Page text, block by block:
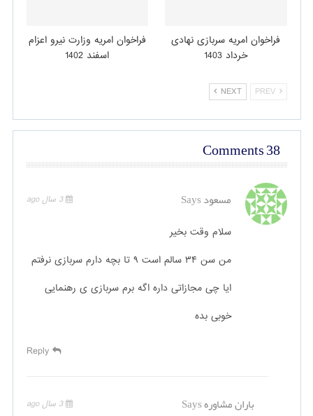
فراخوان امریه سربازی نهادی
خرداد 1403
فراخوان امریه وزارت نیرو اعزام
اسفند 1402
PREV
NEXT
38 Comments
مسعودSays 3 سال ago
سلام وقت بخیر
من سن ۳۴ سالم است ۹ تا بچه دارم سربازی نرفتم
ایا چی مجازاتی داره اگه برم سربازی ی رهنمایی
خوبی بده
Reply
باران مشاورهSays 3 سال ago